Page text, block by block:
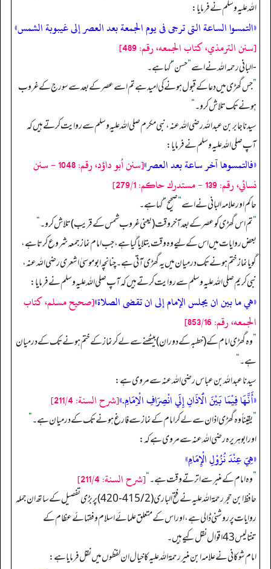
الله علیہ وسلم نے فرمایا:
«التمسوا الساعة التى ترجى فى يوم الجمعة بعد العصر إلى غيبوبة الشمس»
[سنن الترمذي، كتاب الجمعه، رقم: 489]
- البانی رحمه الله نے اسے”حسن“کہا ہے۔
”جس گھڑی میں دعا کے قبول ہونے کی امید ہے تم اسے عصر کے بعد سے سورج کے غروب
ہونے تک تلاش کرو۔“
سیدنا جابر بن عبدالله رضی الله عنہ، نبی مکرم صلی الله علیہ وسلم سے روایت کرتے ہیں کہ
آپ صلی الله علیہ وسلم نے فرمایا:
«فالتمسوها آخر ساعة بعد العصر»
[سنن أبو داؤد، رقم: 1048 - سنن
نسائي، رقم: 139 - مستدرك حاكم: 279/1]
حاکم اور علامہ البانی نے اسے” صحیح“کہا ہے۔
”تم اس گھڑی کو عصر کے بعد آخر وقت (یعنی غروب شمس کے قریب) تلاش کرو۔“
بعض روایات میں اس کے لیے وہ وقت بتلایا گیا ہے، جب امام نماز جمعہ شروع کرتا ہے،
گویا نماز ختم ہونے تک درمیان میں یہ گھڑی آتی ہے۔ چنانچہ ابو موسیٰ اشعری رضی الله عنہ،
نبی کریم صلی الله علیہ وسلم سے روایت کرتے ہیں کہ آپ صلی الله علیہ وسلم نے فرمایا:
«هي ما بين ان يجلس الإمام إلى ان تقضى الصلاة»[صحيح مسلم، كتاب
الجمعه، رقم: 853/16]
”وہ گھڑی امام کے (خطبہ کے دوران) بیٹھنے سے لے کر نماز کے ختم ہونے تک کے درمیان
ہے۔“
سیدنا عبدالله بن عباس رضی الله عنہ سے مروی ہے:
«أَنَّهَا فِيْمَا بَيْنَ الَٔاذَانِ إِلَي انْصِرَافِ الْاِمَامِ.»[شرح السنة: 211/4]
”یقیناً وہ گھڑی اذان سے لے کر امام کے نماز سے فارغ ہونے تک کے درمیان ہے۔“
اور ابو ہریرہ رضی الله عنہ سے مروی ہے کہ:
«هِيَ عِنْدَ نُزُوْلِ الْإِمَامِ»
”وہ امام کے منبر سے اترتے وقت ہے۔“[شرح السنة: 211/4]
حافظ ابن حجر رحمة الله علیہ نے فتح الباری (2/ 415-420) پر بڑی تفصیل کے ساتھ ان جملہ
روایات پر روشنی ڈالی ہے، اور اس کے متعلق علمائے اسلام و فقہائے عظام کے
تنتالیس 43 اقوال نقل کیے ہیں۔
امام شوکانی نے علامہ ابن منیر رحمة الله علیہ کا خیال ان لفظوں میں نقل فرمایا ہے: